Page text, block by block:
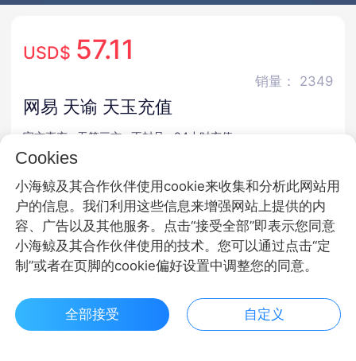
USD$ 57.11
销量： 2349
网易 天谕 天玉充值
官方直充 · 无第三方 · 不封号 · 24小时充值
商品规格
天玉
商品面额
3280天玉直充 $ 57.11立即购买
Cookies
小海鲸及其合作伙伴使用cookie来收集和分析此网站用
户的信息。我们利用这些信息来增强网站上提供的内
容、广告以及其他服务。点击“接受全部”即表示您同意
小海鲸及其合作伙伴使用的技术。您可以通过点击“定
制”或者在页脚的cookie偏好设置中调整您的同意。
全部接受 自定义